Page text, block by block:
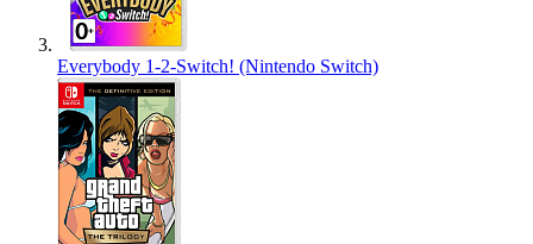
Everybody 1-2-Switch! (Nintendo Switch)